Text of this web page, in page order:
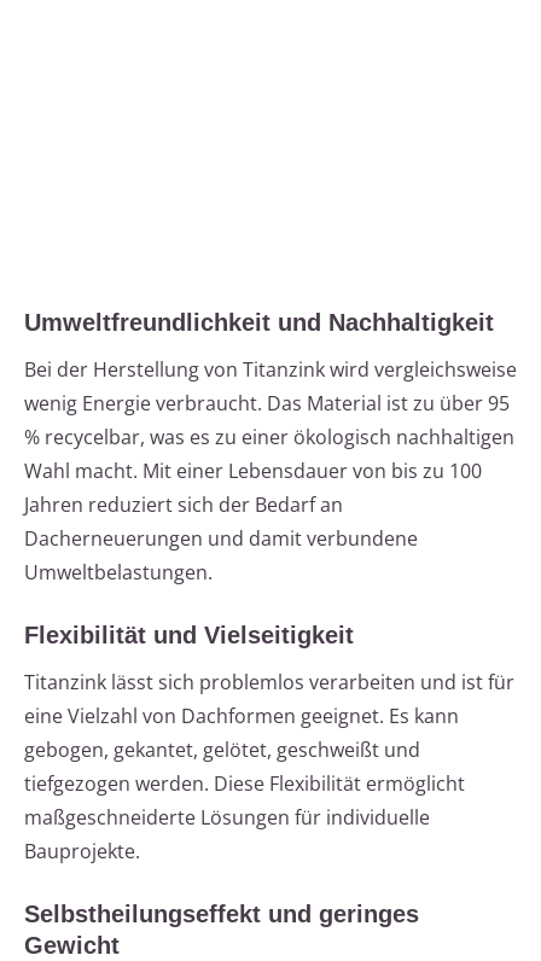
Umweltfreundlichkeit und Nachhaltigkeit
Bei der Herstellung von Titanzink wird vergleichsweise
wenig Energie verbraucht. Das Material ist zu über 95
% recycelbar, was es zu einer ökologisch nachhaltigen
Wahl macht. Mit einer Lebensdauer von bis zu 100
Jahren reduziert sich der Bedarf an
Dacherneuerungen und damit verbundene
Umweltbelastungen.
Flexibilität und Vielseitigkeit
Titanzink lässt sich problemlos verarbeiten und ist für
eine Vielzahl von Dachformen geeignet. Es kann
gebogen, gekantet, gelötet, geschweißt und
tiefgezogen werden. Diese Flexibilität ermöglicht
maßgeschneiderte Lösungen für individuelle
Bauprojekte.
Selbstheilungseffekt und geringes
Gewicht